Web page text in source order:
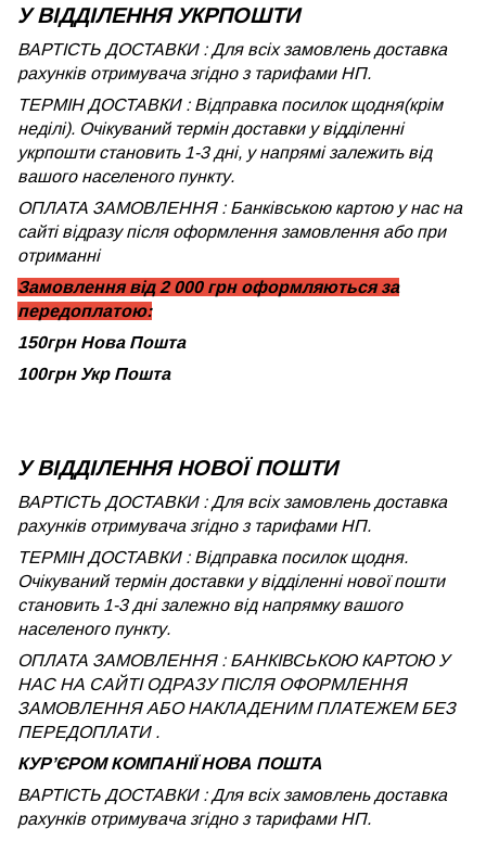
У ВІДДІЛЕННЯ УКРПОШТИ
ВАРТІСТЬ ДОСТАВКИ : Для всіх замовлень доставка
рахунків отримувача згідно з тарифами НП.
ТЕРМІН ДОСТАВКИ : Відправка посилок щодня(крім
неділі). Очікуваний термін доставки у відділенні
укрпошти становить 1-3 дні, у напрямі залежить від
вашого населеного пункту.
ОПЛАТА ЗАМОВЛЕННЯ : Банківською картою у нас на
сайті відразу після оформлення замовлення або при
отриманні
Замовлення від 2 000 грн оформляються за
передоплатою:
150грн Нова Пошта
100грн Укр Пошта
У ВІДДІЛЕННЯ НОВОЇ ПОШТИ
ВАРТІСТЬ ДОСТАВКИ : Для всіх замовлень доставка
рахунків отримувача згідно з тарифами НП.
ТЕРМІН ДОСТАВКИ : Відправка посилок щодня.
Очікуваний термін доставки у відділенні нової пошти
становить 1-3 дні залежно від напрямку вашого
населеного пункту.
ОПЛАТА ЗАМОВЛЕННЯ : БАНКІВСЬКОЮ КАРТОЮ У
НАС НА САЙТІ ОДРАЗУ ПІСЛЯ ОФОРМЛЕННЯ
ЗАМОВЛЕННЯ АБО НАКЛАДЕНИМ ПЛАТЕЖЕМ БЕЗ
ПЕРЕДОПЛАТИ .
КУРʼЄРОМ КОМПАНІЇ НОВА ПОШТА
ВАРТІСТЬ ДОСТАВКИ : Для всіх замовлень доставка
рахунків отримувача згідно з тарифами НП.